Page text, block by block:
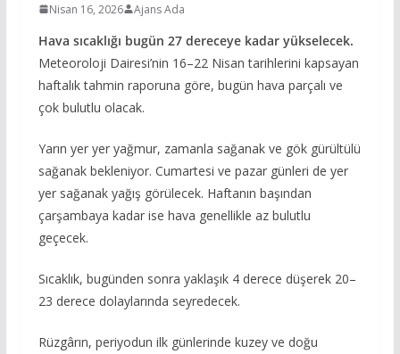
Nisan 16, 2026 Ajans Ada
Hava sıcaklığı bugün 27 dereceye kadar yükselecek.
Meteoroloji Dairesi’nin 16–22 Nisan tarihlerini kapsayan
haftalık tahmin raporuna göre, bugün hava parçalı ve
çok bulutlu olacak.
Yarın yer yer yağmur, zamanla sağanak ve gök gürültülü
sağanak bekleniyor. Cumartesi ve pazar günleri de yer
yer sağanak yağış görülecek. Haftanın başından
çarşambaya kadar ise hava genellikle az bulutlu
geçecek.
Sıcaklık, bugünden sonra yaklaşık 4 derece düşerek 20–
23 derece dolaylarında seyredecek.
Rüzgârın, periyodun ilk günlerinde kuzey ve doğu